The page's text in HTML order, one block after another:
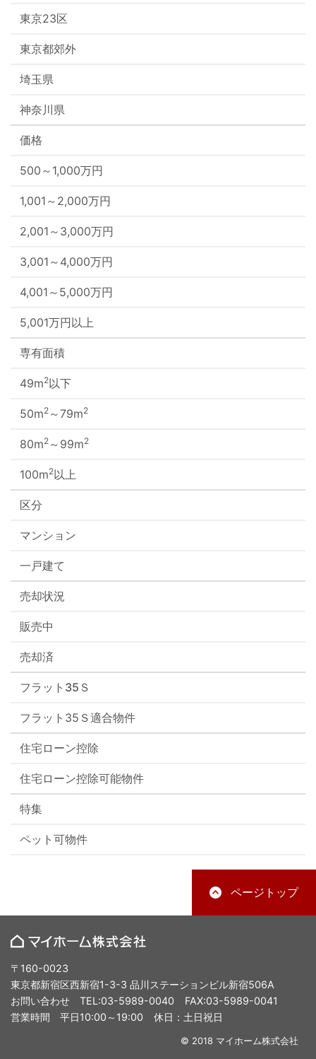
東京23区
東京都郊外
埼玉県
神奈川県
価格
500～1,000万円
1,001～2,000万円
2,001～3,000万円
3,001～4,000万円
4,001～5,000万円
5,001万円以上
専有面積
49m2以下
50m2 ～79m2
80m2 ～99m2
100m2以上
区分
マンション
一戸建て
売却状況
販売中
売却済
フラット35Ｓ
フラット35Ｓ適合物件
住宅ローン控除
住宅ローン控除可能物件
特集
ペット可物件
ページトップ
〒160-0023
東京都新宿区西新宿1-3-3 品川ステーションビル新宿506A
お問い合わせ
TEL:03-5989-0040
FAX:03-5989-0041
営業時間
平日10:00～19:00 休日：土日祝日
© 2018 マイホーム株式会社